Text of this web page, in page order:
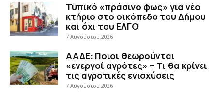
Τυπικό «πράσινο φως» για νέο
κτήριο στο οικόπεδο του Δήμου
και όχι του ΕΛΓΟ
7 Αυγούστου 2026
ΑΑΔΕ: Ποιοι θεωρούνται
«ενεργοί αγρότες» – Τι θα κρίνει
τις αγροτικές ενισχύσεις
7 Αυγούστου 2026